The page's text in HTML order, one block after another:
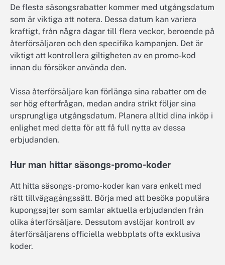
De flesta säsongsrabatter kommer med utgångsdatum
som är viktiga att notera. Dessa datum kan variera
kraftigt, från några dagar till flera veckor, beroende på
återförsäljaren och den specifika kampanjen. Det är
viktigt att kontrollera giltigheten av en promo-kod
innan du försöker använda den.
Vissa återförsäljare kan förlänga sina rabatter om de
ser hög efterfrågan, medan andra strikt följer sina
ursprungliga utgångsdatum. Planera alltid dina inköp i
enlighet med detta för att få full nytta av dessa
erbjudanden.
Hur man hittar säsongs-promo-koder
Att hitta säsongs-promo-koder kan vara enkelt med
rätt tillvägagångssätt. Börja med att besöka populära
kupongsajter som samlar aktuella erbjudanden från
olika återförsäljare. Dessutom avslöjar kontroll av
återförsäljarens officiella webbplats ofta exklusiva
koder.